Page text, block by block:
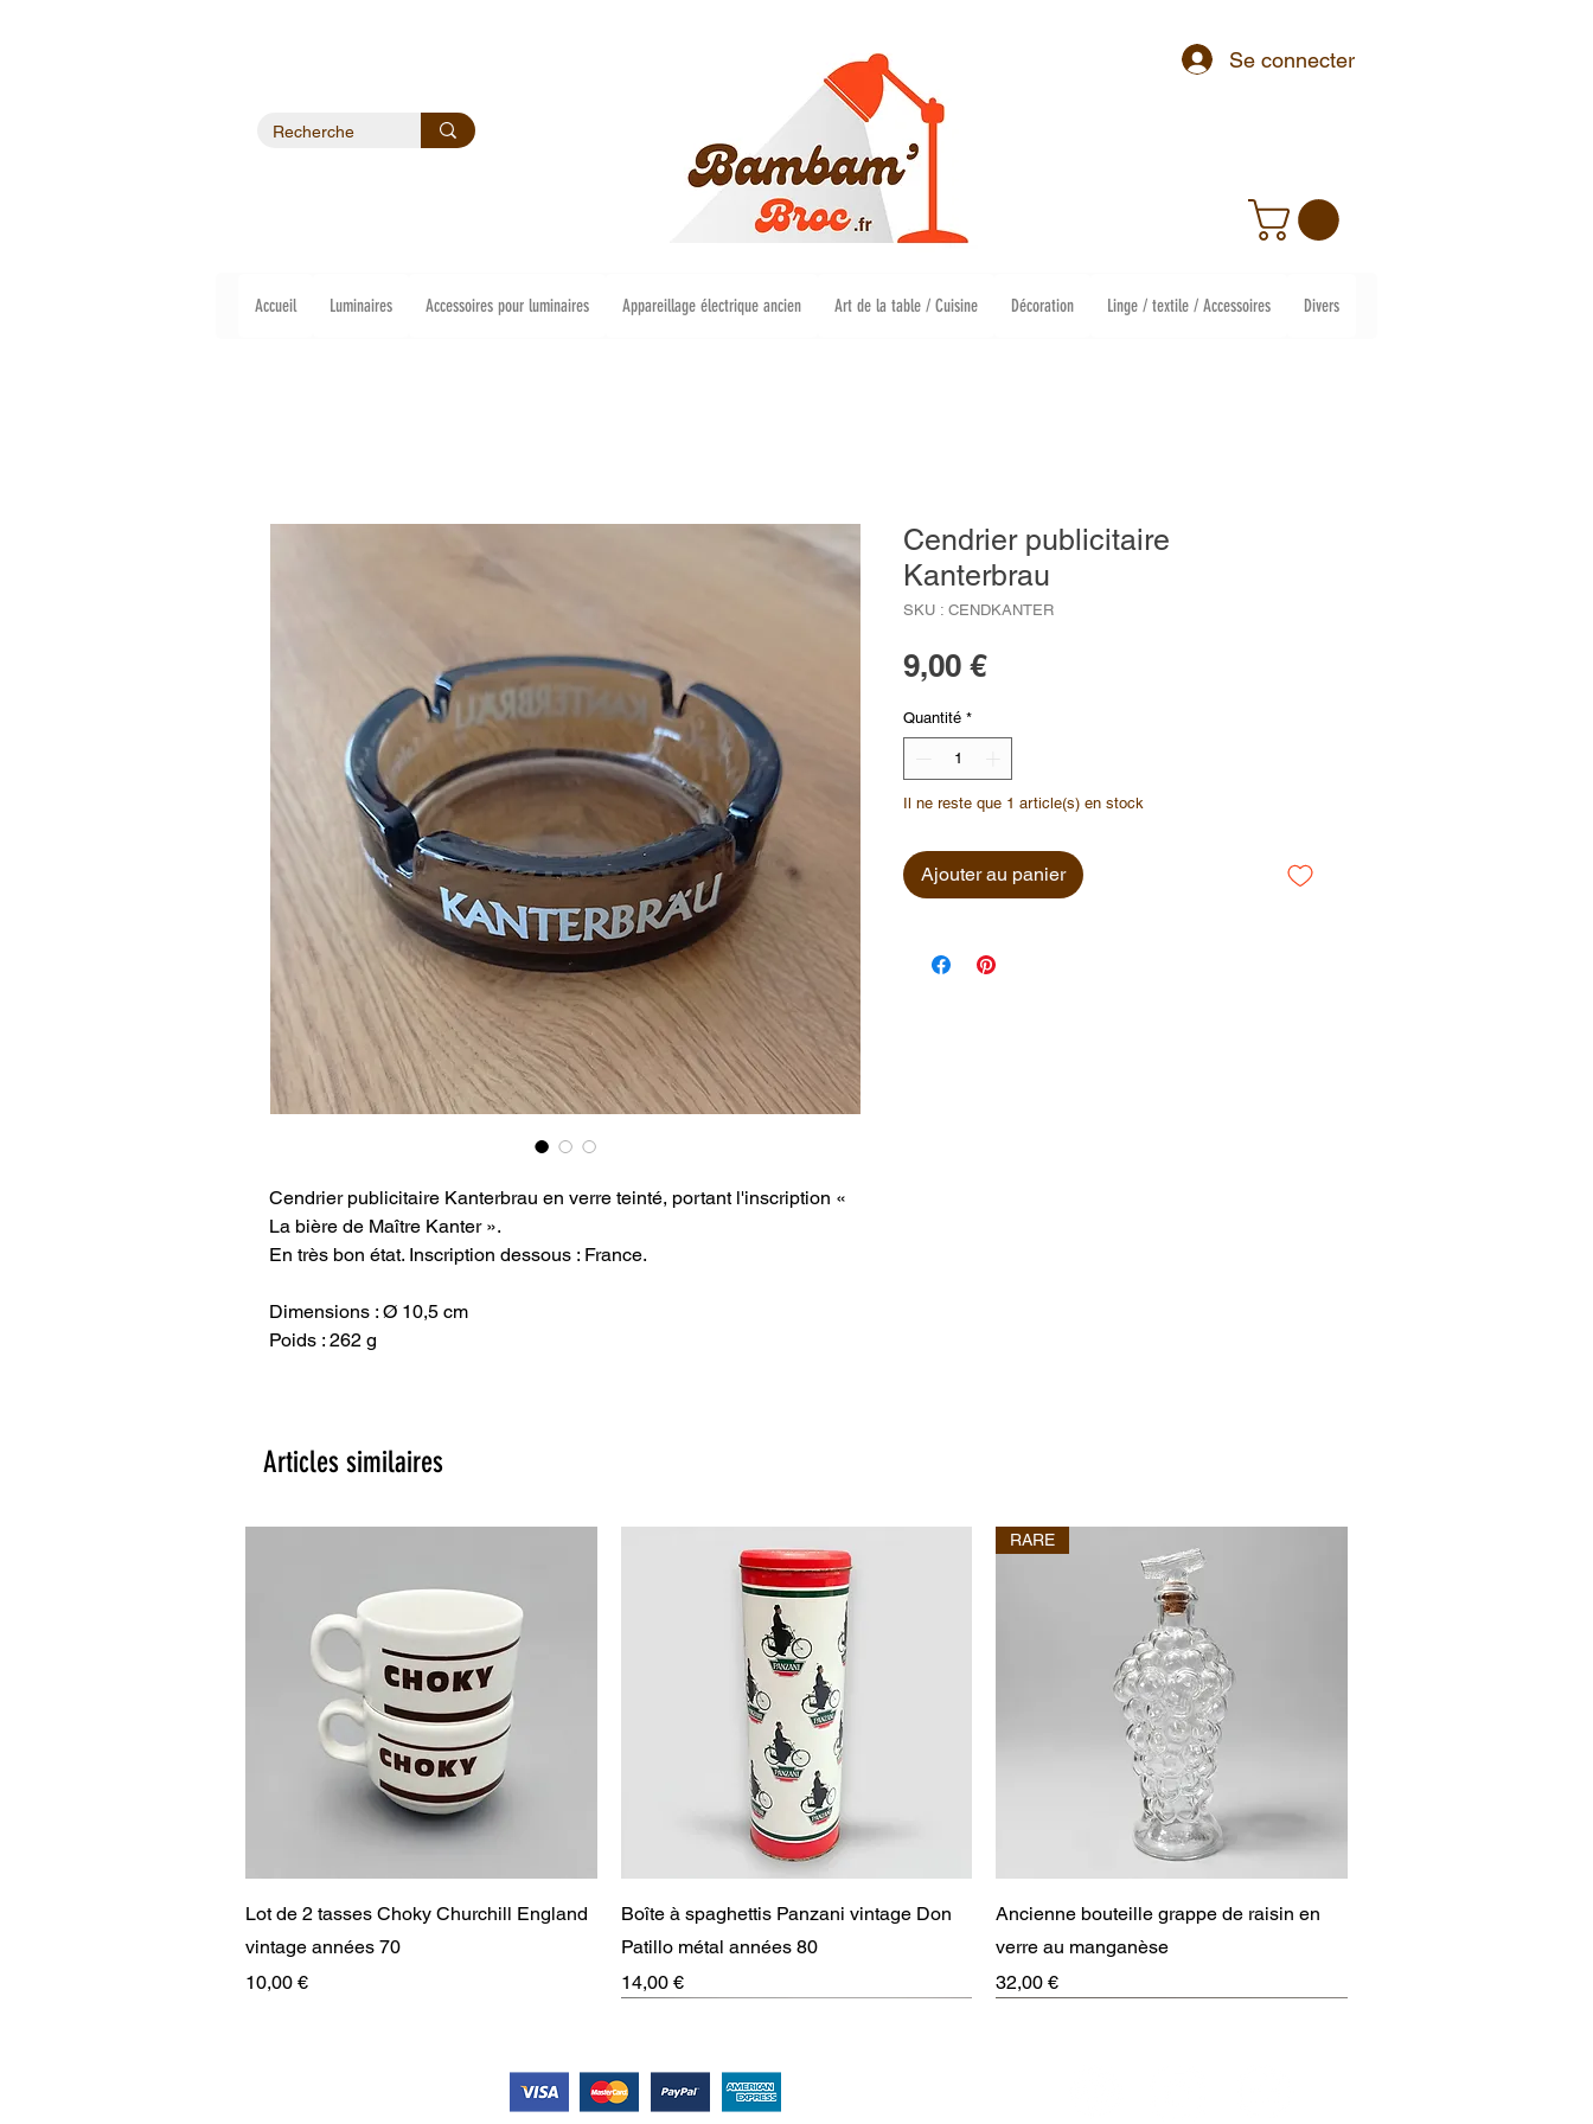
Se connecter
Accueil Luminaires Accessoires pour luminaires Appareillage électrique ancien Art de la table / Cuisine Décoration Linge / textile / Accessoires Divers
Cendrier publicitaire Kanterbrau en verre teinté, portant l'inscription «
La bière de Maître Kanter ».
En très bon état. Inscription dessous : France.
Dimensions : Ø 10,5 cm
Poids : 262 g
Cendrier publicitaire
Kanterbrau
SKU : CENDKANTER
9,00 €Prix
Quantité *
Il ne reste que 1 article(s) en stock
Ajouter au panier
Articles similaires
Aperçu rapide
Lot de 2 tasses Choky Churchill England
vintage années 70
Prix
10,00 €
Aperçu rapide
Boîte à spaghettis Panzani vintage Don
Patillo métal années 80
Prix
14,00 €
Aperçu rapide
RARE
Ancienne bouteille grappe de raisin en
verre au manganèse
Prix
32,00 €